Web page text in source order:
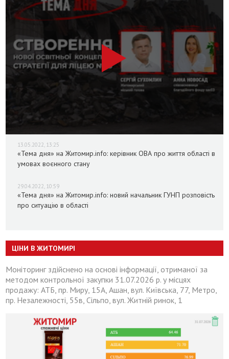
13.05.2022, 13:25
«Тема дня» на Житомир.info: керівник ОВА про життя області в
умовах воєнного стану
29.04.2022, 10:59
«Тема дня» на Житомир.info: новий начальник ГУНП розповість
про ситуацію в області
ЦІНИ В ЖИТОМИРІ
Моніторинг здійснено на основі інформації, отриманої за
методом контрольної закупки 31.07.2026 р. у місцях
продажу: АТБ, пр. Миру, 15А, Ашан, вул. Київська, 77, Метро,
пр. Незалежності, 55в, Сільпо, вул. Житній ринок, 1